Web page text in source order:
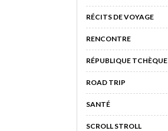
RÉCITS DE VOYAGE
RENCONTRE
RÉPUBLIQUE TCHÈQUE
ROAD TRIP
SANTÉ
SCROLL STROLL